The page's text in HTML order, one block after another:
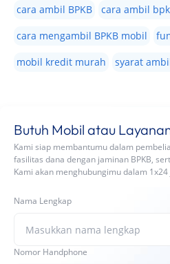
cara ambil BPKB
cara ambil
cara mengambil BPKB mobil
mobil kredit murah
syarat
Butuh Mobil atau
Kami siap membantumu dalam
fasilitas dana dengan jaminan BPKB,
Kami akan menghubungimu dalam 1x24
Nama Lengkap
Nomor Handphone